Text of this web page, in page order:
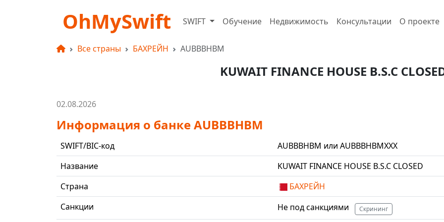
OhMySwift SWIFT Обучение Недвижимость Консультации О проекте
Все страны БАХРЕЙН AUBBBHBM
KUWAIT FINANCE HOUSE B.S.C
02.08.2026
Информация о банке AUBBBHBM
SWIFT/BIC-код
AUBBBHBM или AUBBBHBMXXX
Название
KUWAIT FINANCE HOUSE B.S.C CLOSED
Страна
БАХРЕЙН
Санкции
Не под санкциями Скрининг